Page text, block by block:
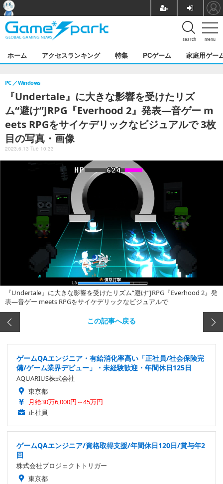
menu
search
ホーム アクセスランキング 特集 PCゲーム 家庭用ゲー
『Undertale』に大きな影響を受けたリズ
ム“避け”JRPG『Everhood 2』発表―音ゲー m
eets RPGをサイケデリックなビジュアルで 3枚
目の写真・画像
PC Windows
2023.6.13 Tue 10:33
『Undertale』に大きな影響を受けたリズム“避け”JRPG『Everhood 2』発
表―音ゲー meets RPGをサイケデリックなビジュアルで
この記事へ戻る
ゲームQAエンジニア・有給消化率高い「正社員/社会保険完
備/ゲーム業界デビュー」・未経験歓迎・年間休日125日
AQUARIUS株式会社
東京都
月給30万6,000円～45万円
正社員
ゲームQAエンジニア/資格取得支援/年間休日120日/賞与年2
回
株式会社プロジェクトトリガー
東京都